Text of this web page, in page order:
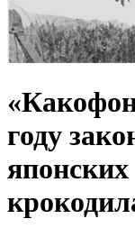
году
японских